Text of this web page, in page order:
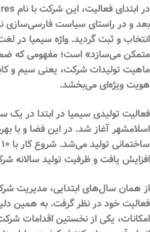
در ابتدای فعالیت، این شرکت با نام
بعد و در راستای سیاست فارسی‌سازی
انتخاب و ثبت گردید. واژه سیمیا در
متمکن می‌سازد» است؛ مفهومی که
ماهیت تولیدات شرکت، یعنی سیم و
هویت ویژه‌ای می‌بخشد.
فعالیت تولیدی سیمیا در ابتدا در
اسلامشهر آغاز شد. در این فضا و با
ساختمانی تولید می‌شد. شروع کار با ۱۰ نفر پرسنل
افزایش یافت و ظرفیت تولید سالانه
از همان سال‌های ابتدایی، مدیریت
فعالیت خود در نظر گرفت. به همین
امکانات، یکی از نخستین اقدامات